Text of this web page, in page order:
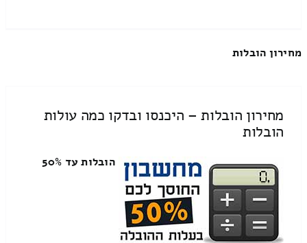
מחירון הובלות
מחירון הובלות – היכנסו ובדקו כמה עולות
הובלות
הובלות עד 50%